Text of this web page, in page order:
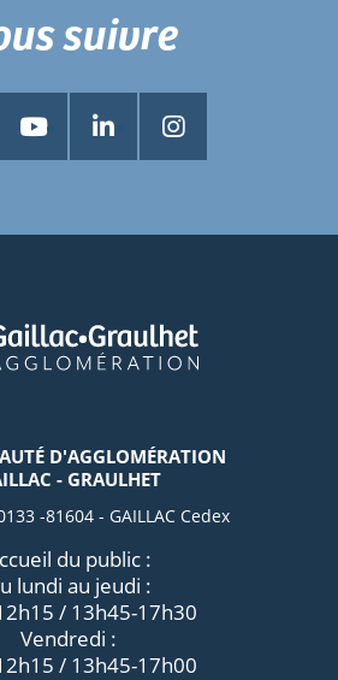
D'AGGLOMÉRATION
- GRAULHET
-81604 - GAILLAC Cedex
du public :
lundi au jeudi :
/ 13h45-17h30
Vendredi :
/ 13h45-17h00
suivre